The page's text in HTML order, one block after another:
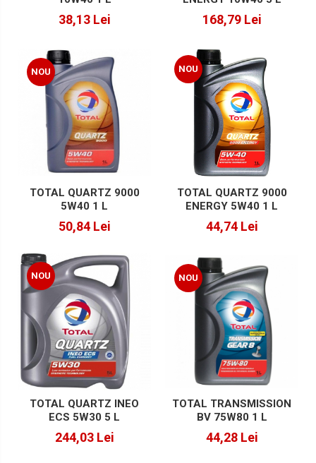
38,13 Lei 168,79 Lei
NOU
TOTAL QUARTZ 9000
5W40 1 L
50,84 Lei
NOU
TOTAL QUARTZ 9000
ENERGY 5W40 1 L
44,74 Lei
NOU
TOTAL QUARTZ INEO
ECS 5W30 5 L
244,03 Lei
NOU
TOTAL TRANSMISSION
BV 75W80 1 L
44,28 Lei